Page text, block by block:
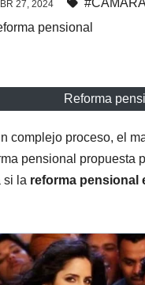
27, 2024
pensional
Reforma
complejo proceso, el
pensional propuesta
si la reforma pensional